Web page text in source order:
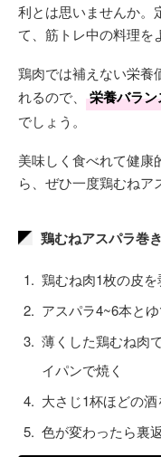
利とは思いませんか。
て、筋トレ中の料理を
鶏肉では補えない栄養
れるので、
栄養バラ
でしょう。
美味しく食べれて健康
ら、ぜひ一度鶏むねア
鶏むねアスパラ巻
鶏むね肉1枚の皮
アスパラ4~6本と
薄くした鶏むね肉
イパンで焼く
大さじ1杯ほどの
色が変わったら裏